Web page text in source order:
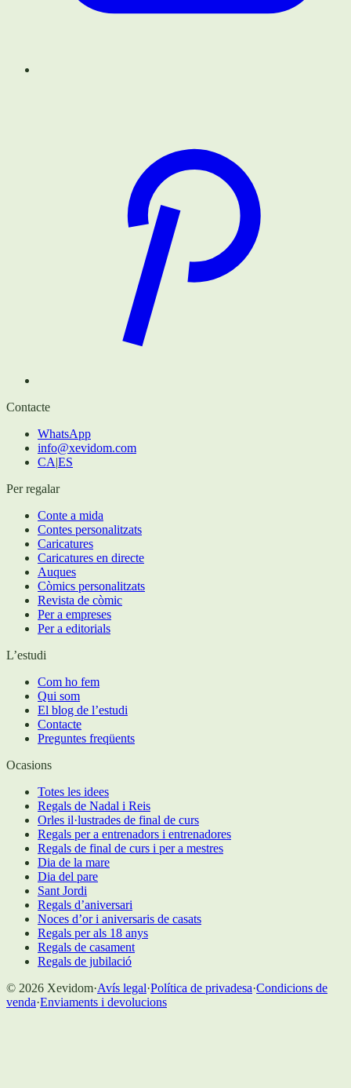
Contacte
WhatsApp
info@xevidom.com
CA|ES
Per regalar
Conte a mida
Contes personalitzats
Caricatures
Caricatures en directe
Auques
Còmics personalitzats
Revista de còmic
Per a empreses
Per a editorials
L’estudi
Com ho fem
Qui som
El blog de l’estudi
Contacte
Preguntes freqüents
Ocasions
Totes les idees
Regals de Nadal i Reis
Orles il·lustrades de final de curs
Regals per a entrenadors i entrenadores
Regals de final de curs i per a mestres
Dia de la mare
Dia del pare
Sant Jordi
Regals d’aniversari
Noces d’or i aniversaris de casats
Regals per als 18 anys
Regals de casament
Regals de jubilació
© 2026 Xevidom·Avís legal·Política de privadesa·Condicions de
venda·Enviaments i devolucions